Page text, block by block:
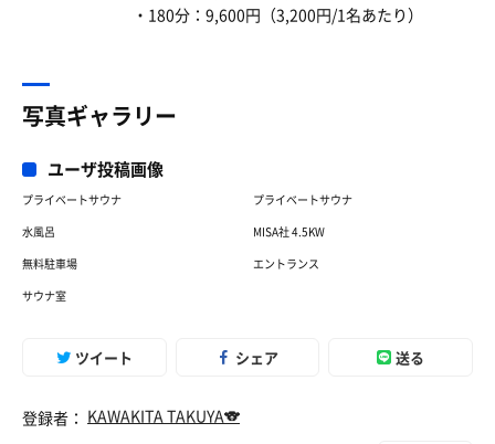
・180分：9,600円（3,200円/1名あたり）
写真ギャラリー
ユーザ投稿画像
プライベートサウナ
プライベートサウナ
水風呂
MISA社 4.5KW
無料駐車場
エントランス
サウナ室
ツイート シェア 送る
登録者： KAWAKITA TAKUYA🐨